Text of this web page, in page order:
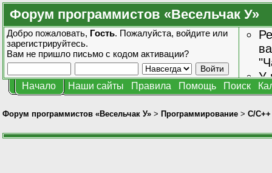
Форум программистов «Весельчак У»
Добро пожаловать, Гость. Пожалуйста, войдите или
зарегистрируйтесь.
Вам не пришло письмо с кодом активации?
У
Начало Наши сайты Правила Помощь Поиск
Форум программистов «Весельчак У» > Программирование > C/C++